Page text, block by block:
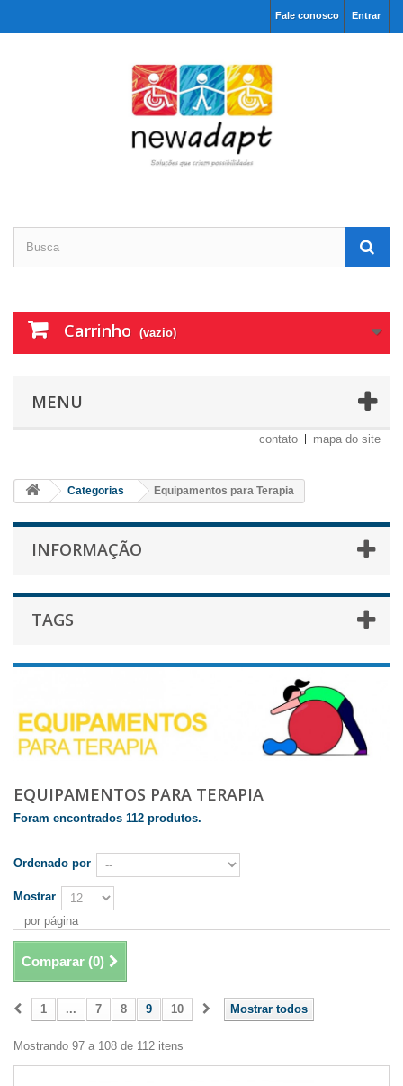
Entrar
Fale conosco
Carrinho (vazio)
MENU
contato mapa do site
Categorias Equipamentos para Terapia
INFORMAÇÃO
TAGS
EQUIPAMENTOS PARA TERAPIA
Foram encontrados 112 produtos.
Ordenado por
Mostrar
por página
Comparar (0)
Mostrar todos
1 ... 7 8 9 10
Mostrando 97 a 108 de 112 itens